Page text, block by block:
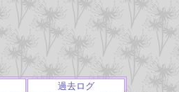
過去ログ